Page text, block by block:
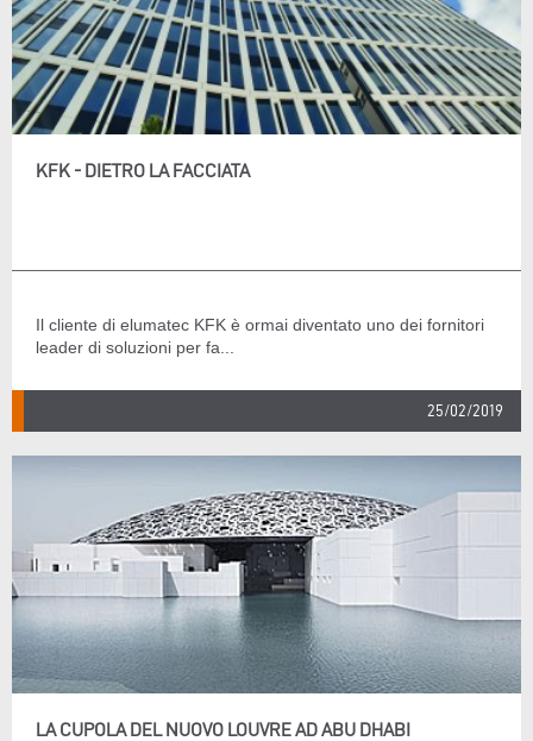
KFK - DIETRO LA FACCIATA
Il cliente di elumatec KFK è ormai diventato uno dei fornitori
leader di soluzioni per fa...
25/02/2019
LA CUPOLA DEL NUOVO LOUVRE AD ABU DHABI